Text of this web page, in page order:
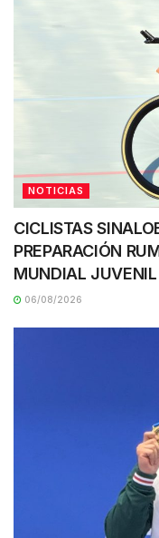
NOTICIAS
CICLISTAS
PREPARACIÓN
MUNDIAL
06/08/2026